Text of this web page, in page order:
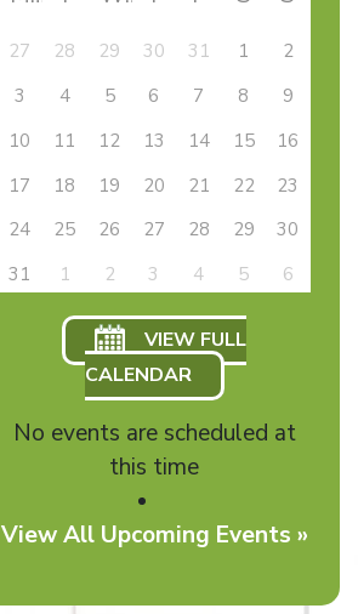
27 28 29 30 31 1
2
3
4 5 6 7 8
9
10
11 12 13 14 15
16
17
18 19 20 21 22
23
24
25 26 27 28 29
30
31
1 2 3 4 5 6
VIEW FULL
CALENDAR
No events are scheduled at
this time
View All Upcoming Events »